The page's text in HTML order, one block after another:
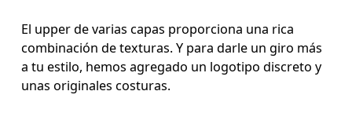
El upper de varias capas proporciona una rica
combinación de texturas. Y para darle un giro más
a tu estilo, hemos agregado un logotipo discreto y
unas originales costuras.